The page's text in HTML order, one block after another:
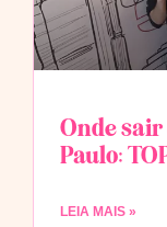
Onde sair
Paulo:
LEIA MAIS »